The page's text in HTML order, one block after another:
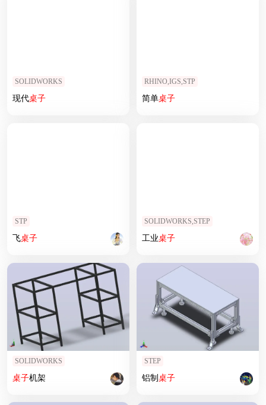
SOLIDWORKS
现代桌子
RHINO,IGS,STP
简单桌子
STP
飞桌子
SOLIDWORKS,STEP
工业桌子
SOLIDWORKS
桌子机架
STEP
铝制桌子